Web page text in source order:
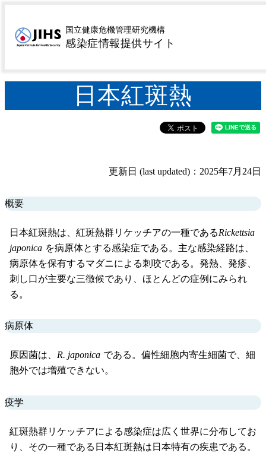
国立健康危機管理研究機構
感染症情報提供サイト
トップページ>感染症を探す>疾患名から探す
日本紅斑熱
日本紅斑熱
更新日 (last updated)：2025年7月24日
概要
日本紅斑熱は、紅斑熱群リケッチアの一種であるRickettsia
japonica を病原体とする感染症である。主な感染経路は、
病原体を保有するマダニによる刺咬である。発熱、発疹、
刺し口が主要な三徴候であり、ほとんどの症例にみられ
る。
病原体
原因菌は、 R. japonica である。偏性細胞内寄生細菌で、細
胞外では増殖できない。
疫学
紅斑熱群リケッチアによる感染症は広く世界に分布してお
り、その一種である日本紅斑熱は日本特有の疾患である。